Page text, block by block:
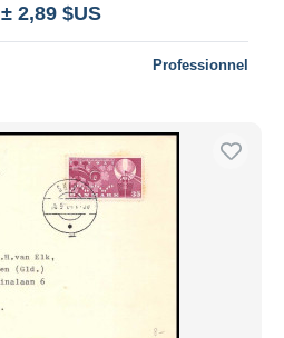
± 2,89 $US
Professionnel